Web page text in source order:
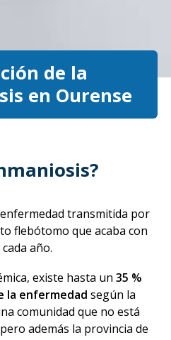
de la
en Ourense
transmitida por
flebótomo que acaba con
año.
existe hasta un 35 %
la enfermedad según la
comunidad que no está
además la provincia de